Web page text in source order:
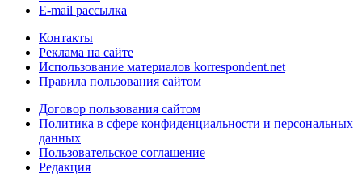
E-mail рассылка
Контакты
Реклама на сайте
Использование материалов korrespondent.net
Правила пользования сайтом
Договор пользования сайтом
Политика в сфере конфиденциальности и персональных
данных
Пользовательское соглашение
Редакция